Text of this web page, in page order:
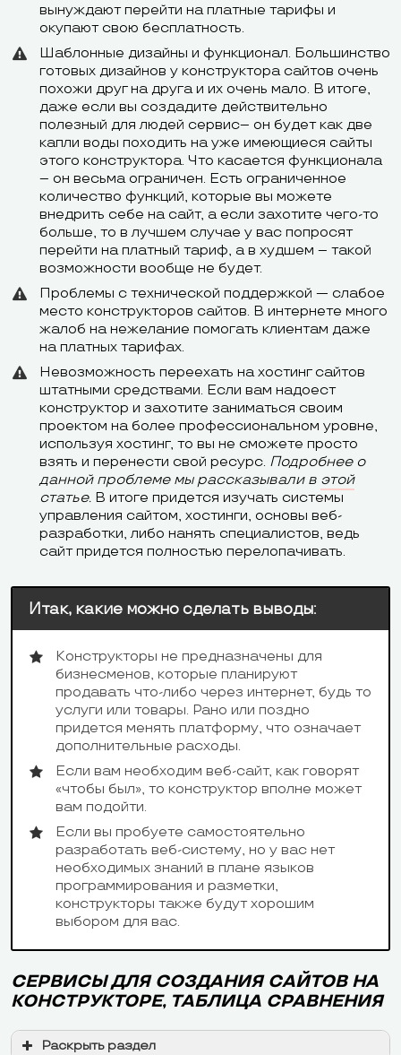
вынуждают перейти на платные тарифы и
окупают свою бесплатность.
Шаблонные дизайны и функционал. Большинство
готовых дизайнов у конструктора сайтов очень
похожи друг на друга и их очень мало. В итоге,
даже если вы создадите действительно
полезный для людей сервис– он будет как две
капли воды походить на уже имеющиеся сайты
этого конструктора. Что касается функционала
– он весьма ограничен. Есть ограниченное
количество функций, которые вы можете
внедрить себе на сайт, а если захотите чего-то
больше, то в лучшем случае у вас попросят
перейти на платный тариф, а в худшем – такой
возможности вообще не будет.
Проблемы с технической поддержкой — слабое
место конструкторов сайтов. В интернете много
жалоб на нежелание помогать клиентам даже
на платных тарифах.
Невозможность переехать на хостинг сайтов
штатными средствами. Если вам надоест
конструктор и захотите заниматься своим
проектом на более профессиональном уровне,
используя хостинг, то вы не сможете просто
взять и перенести свой ресурс. Подробнее о
данной проблеме мы рассказывали в этой
статье. В итоге придется изучать системы
управления сайтом, хостинги, основы веб-
разработки, либо нанять специалистов, ведь
сайт придется полностью перелопачивать.
Итак, какие можно сделать выводы:
Конструкторы не предназначены для
бизнесменов, которые планируют
продавать что-либо через интернет, будь то
услуги или товары. Рано или поздно
придется менять платформу, что означает
дополнительные расходы.
Если вам необходим веб-сайт, как говорят
«чтобы был», то конструктор вполне может
вам подойти.
Если вы пробуете самостоятельно
разработать веб-систему, но у вас нет
необходимых знаний в плане языков
программирования и разметки,
конструкторы также будут хорошим
выбором для вас.
СЕРВИСЫ ДЛЯ СОЗДАНИЯ САЙТОВ НА
КОНСТРУКТОРЕ, ТАБЛИЦА СРАВНЕНИЯ
Раскрыть раздел